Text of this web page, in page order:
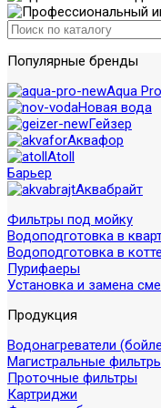
Популярные бренды
Aqua Pro
Новая вода
Гейзер
Аквафор
Atoll
Барьер
Аквабрайт
Фильтры под мойку
Водоподготовка в
Водоподготовка в
Пурифаеры
Установка и замена
Продукция
Водонагреватели
Магистральные
Проточные фильтры
Картриджи